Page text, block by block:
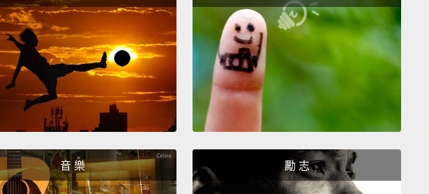
better understanding of autism.
節目表示，茱莉亞的出現將可望讓人對自閉症有更好的理解。
It feels a little better when we all play together
當我們都玩在一起會開心一點
We can all be friends
.
我們都能當好朋友
音 樂 勵 志